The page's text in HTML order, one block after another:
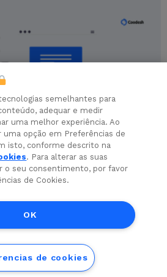
são ideais para DEVs
All rights reserved.
Privacy Cookies
semelhantes para
adequar e medir
uma melhor experiência. Ao
uma opção em Preferências de
isto, conforme descrito na
. Para alterar as suas
o seu consentimento, por favor
de Cookies.
OK
de cookies